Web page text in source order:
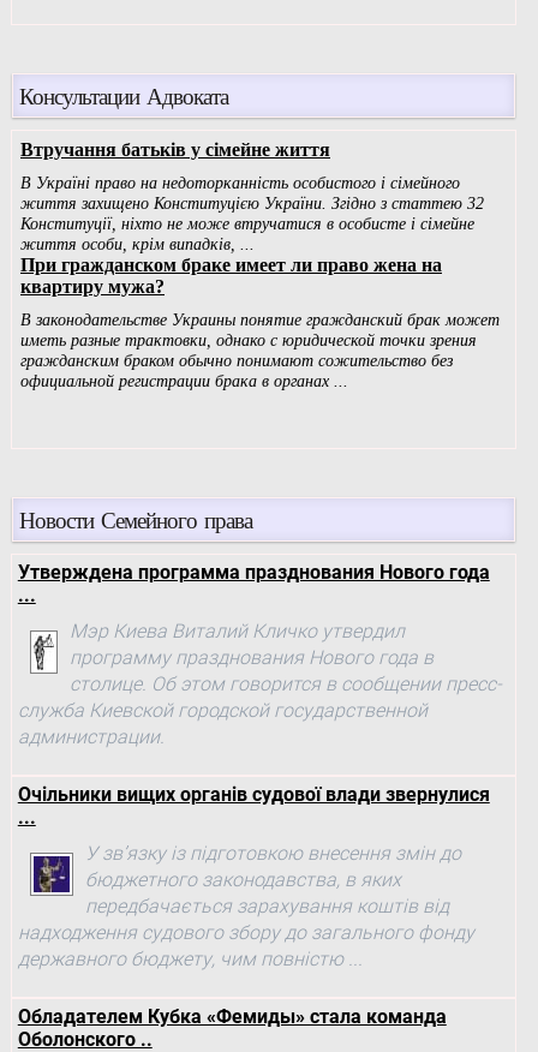
Консультации Адвоката
Новости Семейного права
Утверждена программа празднования Нового года
...
Мэр Киева Виталий Кличко утвердил
программу празднования Нового года в
столице. Об этом говорится в сообщении пресс-
служба Киевской городской государственной
администрации.
Очільники вищих органів судової влади звернулися
...
У зв’язку із підготовкою внесення змін до
бюджетного законодавства, в яких
передбачається зарахування коштів від
надходження судового збору до загального фонду
державного бюджету, чим повністю ...
Обладателем Кубка «Фемиды» стала команда
Оболонского ..